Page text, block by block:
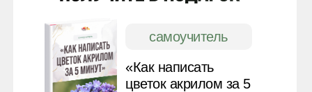
«Как написать
цветок акрилом за 5
самоучитель